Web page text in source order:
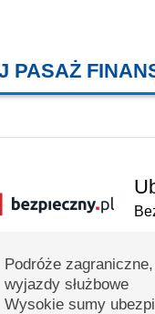
PASAŻ
Podróże
wyjazdy służbowe
Wysokie sumy